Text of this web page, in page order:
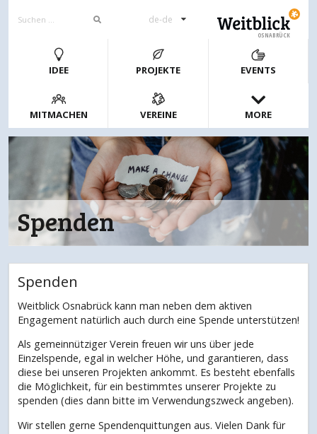
de-de
OSNABRÜCK
IDEE PROJEKTE EVENTS
MITMACHEN VEREINE MORE
Spenden
Spenden
Weitblick Osnabrück kann man neben dem aktiven
Engagement natürlich auch durch eine Spende unterstützen!
Als gemeinnütziger Verein freuen wir uns über jede
Einzelspende, egal in welcher Höhe, und garantieren, dass
diese bei unseren Projekten ankommt. Es besteht ebenfalls
die Möglichkeit, für ein bestimmtes unserer Projekte zu
spenden (dies dann bitte im Verwendungszweck angeben).
Wir stellen gerne Spendenquittungen aus. Vielen Dank für